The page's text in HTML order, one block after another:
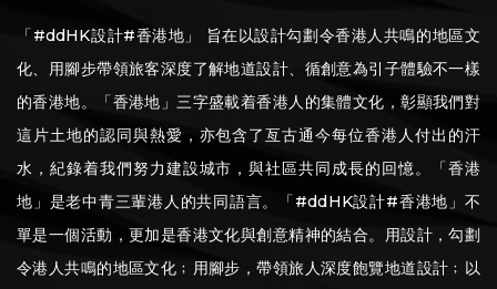
「#ddHK設計#香港地」 旨在以設計勾劃令香港人共鳴的地區文
化、用腳步帶領旅客深度了解地道設計、循創意為引子體驗不一樣
的香港地。「香港地」三字盛載着香港人的集體文化，彰顯我們對
這片土地的認同與熱愛，亦包含了亙古通今每位香港人付出的汗
水，紀錄着我們努力建設城市，與社區共同成長的回憶。「香港
地」是老中青三輩港人的共同語言。「#ddHK設計#香港地」不
單是一個活動，更加是香港文化與創意精神的結合。用設計，勾劃
令港人共鳴的地區文化﹔用腳步，帶領旅人深度飽覽地道設計﹔以